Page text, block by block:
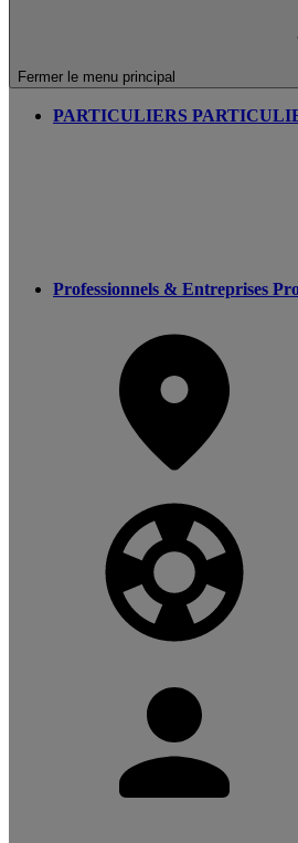
Fermer le menu principal
PARTICULIERS
Professionnels & Entreprises